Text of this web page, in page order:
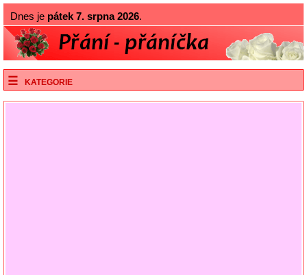
Dnes je pátek 7. srpna 2026.
KATEGORIE